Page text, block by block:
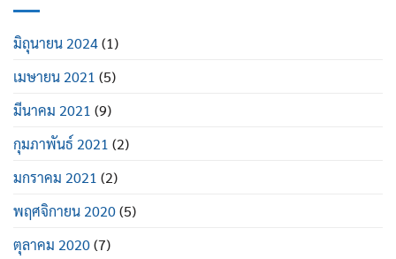
มิถุนายน 2024(1)
เมษายน 2021 (5)
มีนาคม 2021 (9)
กุมภาพันธ์ 2021 (2)
มกราคม 2021 (2)
พฤศจิกายน 2020(5)
ตุลาคม 2020(7)